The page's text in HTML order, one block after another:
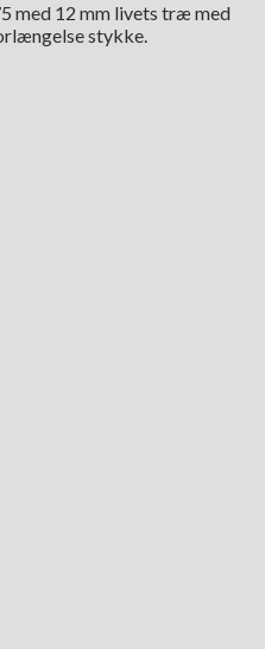
med 12 mm livets træ med
stykke.